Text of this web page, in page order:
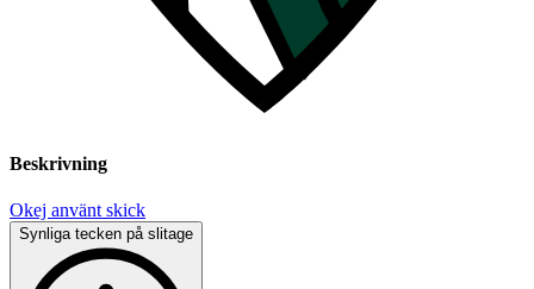
Beskrivning
Okej använt skick
Synliga tecken på slitage